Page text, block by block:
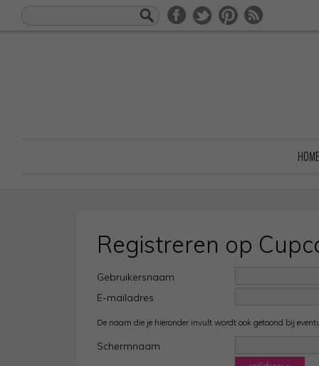
HOME
Registreren op
Gebruikersnaam
E-mailadres
De naam die je hieronder invult wordt ook getoond bij
Schermnaam